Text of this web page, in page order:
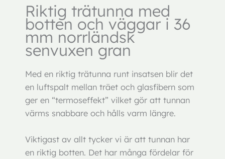
Riktig trätunna med
botten och väggar i 36
mm norrländsk
senvuxen gran
Med en riktig trätunna runt insatsen blir det
en luftspalt mellan träet och glasfibern som
ger en “termoseffekt” vilket gör att tunnan
värms snabbare och hålls varm längre.
Viktigast av allt tycker vi är att tunnan har
en riktig botten. Det har många fördelar för